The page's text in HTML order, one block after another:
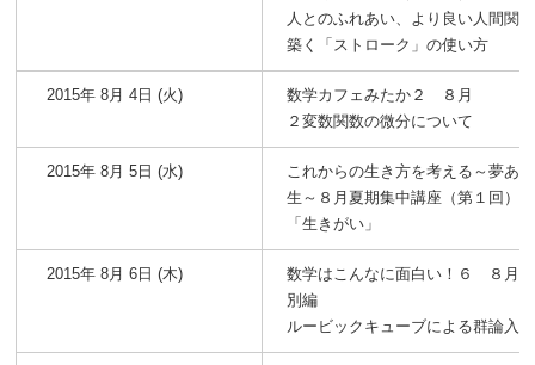
人とのふれあい、より良い人間関
築く「ストローク」の使い方
2015年 8月 4日 (火)
数学カフェみたか２ ８月
２変数関数の微分について
2015年 8月 5日 (水)
これからの生き方を考える～夢あ
生～８月夏期集中講座（第１回）
「生きがい」
2015年 8月 6日 (木)
数学はこんなに面白い！６ ８月
別編
ルービックキューブによる群論入門